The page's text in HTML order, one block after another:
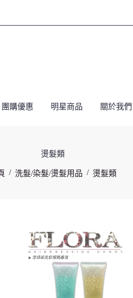
團購優惠 明星商品 關於我們
燙髮類
/ 洗髮/染髮/燙髮用品 / 燙髮類